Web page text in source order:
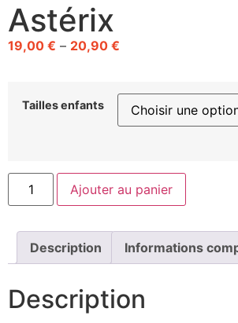
Astérix
19,00 € – 20,90 €
Tailles enfants
Ajouter au panier
Description Informations
Description